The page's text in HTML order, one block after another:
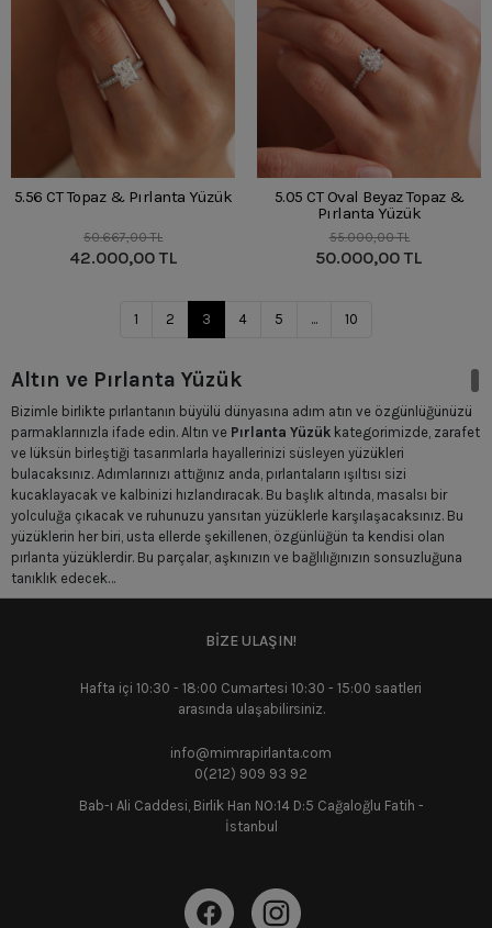
5.56 CT Topaz & Pırlanta Yüzük
50.667,00 TL
42.000,00 TL
5.05 CT Oval Beyaz Topaz &
Pırlanta Yüzük
55.000,00 TL
50.000,00 TL
1 2 3 4 5 ... 10
Altın ve Pırlanta Yüzük
Bizimle birlikte pırlantanın büyülü dünyasına adım atın ve özgünlüğünüzü
parmaklarınızla ifade edin. Altın ve Pırlanta Yüzük kategorimizde, zarafet
ve lüksün birleştiği tasarımlarla hayallerinizi süsleyen yüzükleri
bulacaksınız. Adımlarınızı attığınız anda, pırlantaların ışıltısı sizi
kucaklayacak ve kalbinizi hızlandıracak. Bu başlık altında, masalsı bir
yolculuğa çıkacak ve ruhunuzu yansıtan yüzüklerle karşılaşacaksınız. Bu
yüzüklerin her biri, usta ellerde şekillenen, özgünlüğün ta kendisi olan
pırlanta yüzüklerdir. Bu parçalar, aşkınızın ve bağlılığınızın sonsuzluğuna
tanıklık edecek…
, göz alıcı ışıltılarıyla sizi büyüler. Baget kesimi
tarzı temsil eder. Sade ve minimalist tasarımlar, bu yüzüklerde zarafetin
Özel Tasarım Pırlanta Yüzüklerise sanatın büyülü dünyasına açılan bir
kapıdır. Kendi hikayenizi anlatmanın ve tarzınızı ifade etmenin ideal bir
sembolüdür. Yaratıcı tasarımların ve özgün detayların birleştiği bu pırlanta
yüzükler, size eşsiz bir parça sunar. Her bakışta, ruhunuzun
güzelliklerdir. Nostaljik ve büyüleyici tasarımları, geçmişin büyüsünü
BİZE ULAŞIN!
Hafta içi 10:30 - 18:00 Cumartesi 10:30 - 15:00 saatleri
arasında ulaşabilirsiniz.
info@mimrapirlanta.com
0(212) 909 93 92
Bab-ı Ali Caddesi, Birlik Han NO:14 D:5 Cağaloğlu Fatih -
İstanbul